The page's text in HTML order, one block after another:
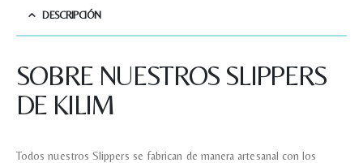
DESCRIPCIÓN
SOBRE NUESTROS SLIPPERS
DE KILIM
Todos nuestros Slippers se fabrican de manera artesanal con los